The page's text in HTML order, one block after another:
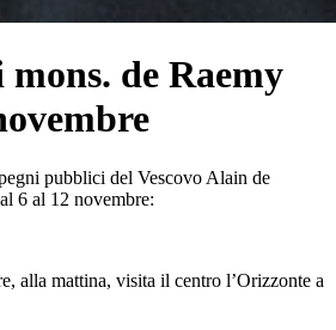
de Raemy
pubblici del Vescovo Alain de
6 al 12 novembre:
alla mattina, visita il centro l’Orizzonte a